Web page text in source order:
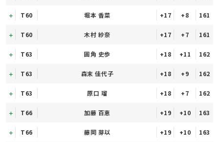
T60 堀本 香菜 +17 +8 161
T60 木村 紗奈 +17 +7 161
T63 圓角 史歩 +18 +11 162
T63 森末 佳代子 +18 +9 162
T63 原口 瑠 +18 +7 162
T66 加藤 百恵 +19 +10 163
T66 藤岡 芽以 +19 +10 163